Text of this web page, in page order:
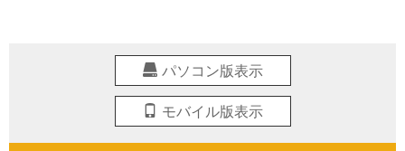
パソコン版表示
モバイル版表示